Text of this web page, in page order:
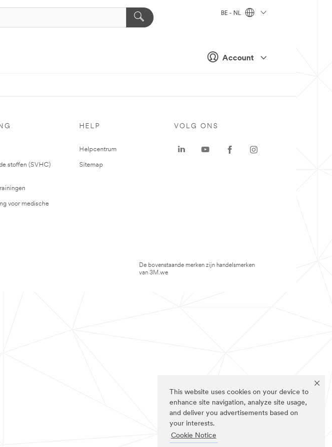
This website uses cookies on your device to
enhance site navigation, analyze site usage,
and deliver you advertisements based on
your interests.
Cookie Notice
Account
BE - NL
stoffen (SVHC)
voor medische
HELP
Helpcentrum
Sitemap
VOLG ONS
De bovenstaande merken zijn handelsmerken
van 3M.we